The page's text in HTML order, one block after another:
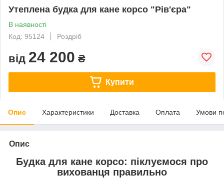
Утеплена будка для кане корсо "Рів'єра"
В наявності
Код: 95124
Роздріб
від 24 200 ₴
Купити
Опис Характеристики Доставка Оплата Умови
Опис
Будка для кане корсо: піклуємося про
вихованця правильно